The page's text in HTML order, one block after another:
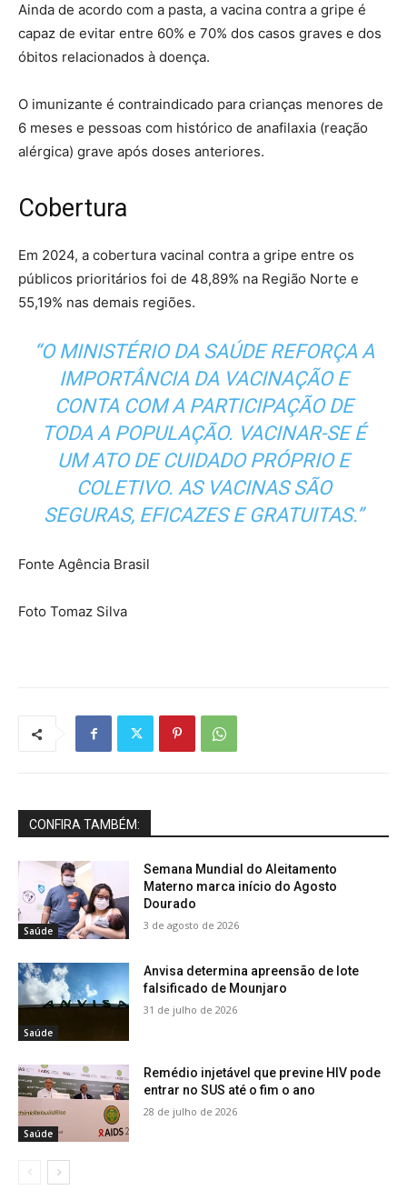
Ainda de acordo com a pasta, a vacina contra a gripe é
capaz de evitar entre 60% e 70% dos casos graves e dos
óbitos relacionados à doença.
O imunizante é contraindicado para crianças menores de
6 meses e pessoas com histórico de anafilaxia (reação
alérgica) grave após doses anteriores.
Cobertura
Em 2024, a cobertura vacinal contra a gripe entre os
públicos prioritários foi de 48,89% na Região Norte e
55,19% nas demais regiões.
“O MINISTÉRIO DA SAÚDE REFORÇA A
IMPORTÂNCIA DA VACINAÇÃO E
CONTA COM A PARTICIPAÇÃO DE
TODA A POPULAÇÃO. VACINAR-SE É
UM ATO DE CUIDADO PRÓPRIO E
COLETIVO. AS VACINAS SÃO
SEGURAS, EFICAZES E GRATUITAS.”
Fonte Agência Brasil
Foto Tomaz Silva
CONFIRA TAMBÉM:
Saúde
Semana Mundial do Aleitamento
Materno marca início do Agosto
Dourado
3 de agosto de 2026
Saúde
Anvisa determina apreensão de lote
falsificado de Mounjaro
31 de julho de 2026
Saúde
Remédio injetável que previne HIV pode
entrar no SUS até o fim o ano
28 de julho de 2026